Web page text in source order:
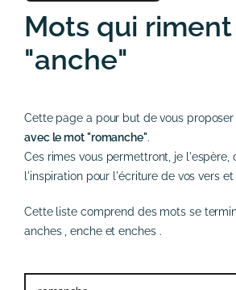
Mots qui
"anche"
Cette page a pour but de vous
avec le mot "romanche".
Ces rimes vous permettront, je l'espère,
l'inspiration pour l'écriture de vos vers
Cette liste comprend des mots se
anches,encheetenches.